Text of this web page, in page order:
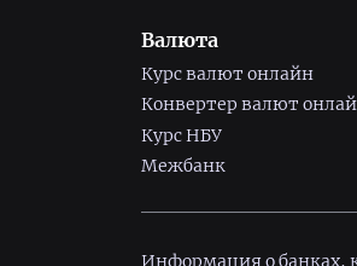
Валюта
Курс валют онлайн
Конвертер валют
Курс НБУ
Межбанк
Информация о банках,